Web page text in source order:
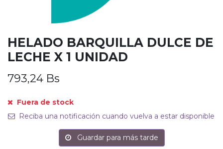
HELADO BARQUILLA DULCE DE
LECHE X 1 UNIDAD
793,24 Bs
Fuera de stock
Reciba una notificación cuando vuelva a estar disponible
Guardar para más tarde